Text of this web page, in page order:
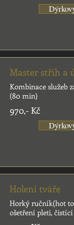
Master střih a
Kombinace služeb
(80 min)
970,- Kč
Holení tváře
Horký ručník(hot
ošetření pleti,